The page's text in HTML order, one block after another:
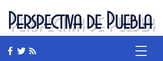
Perspectiva de Puebla